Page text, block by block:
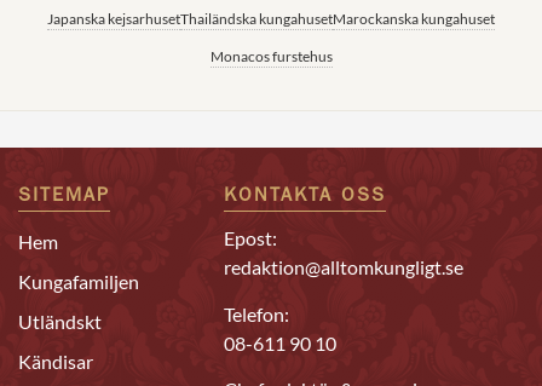
Japanska kejsarhusetThailändska kungahusetMarockanska kungahuset
Monacos furstehus
SITEMAP
Hem
Kungafamiljen
Utländskt
Kändisar
KONTAKTA OSS
Epost:
redaktion@alltomkungligt.se
Telefon:
08-611 90 10